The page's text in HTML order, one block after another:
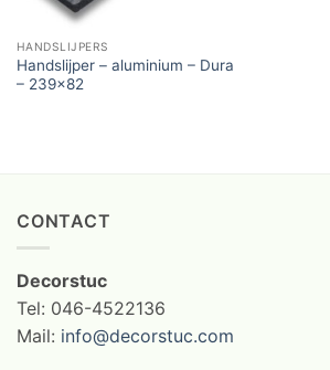
HANDSLIJPERS
Handslijper – aluminium – Dura
– 239×82
CONTACT
Decorstuc
Tel: 046-4522136
Mail: info@decorstuc.com